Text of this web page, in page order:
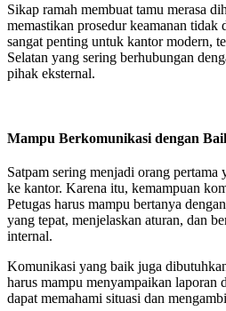
Sikap ramah membuat tamu merasa
memastikan prosedur keamanan
sangat penting untuk kantor modern,
Selatan yang sering berhubungan
pihak eksternal.
Mampu Berkomunikasi dengan
Satpam sering menjadi orang pertama
ke kantor. Karena itu, kemampuan
Petugas harus mampu bertanya
yang tepat, menjelaskan aturan, dan
internal.
Komunikasi yang baik juga
harus mampu menyampaikan laporan
dapat memahami situasi dan